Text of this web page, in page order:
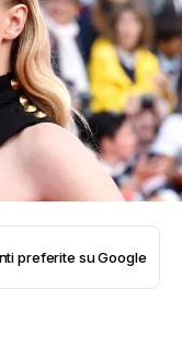
preferite su Google